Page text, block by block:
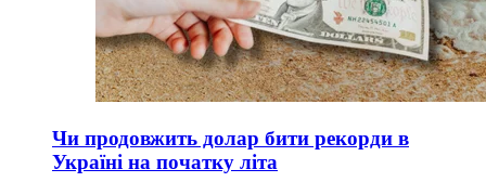
Чи продовжить долар бити рекорди в
Україні на початку літа